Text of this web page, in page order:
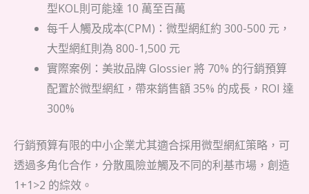
型KOL則可能達 10 萬至百萬
每千人觸及成本(CPM)：微型網紅約 300-500 元，
大型網紅則為 800-1,500 元
實際案例：美妝品牌 Glossier 將 70% 的行銷預算
配置於微型網紅，帶來銷售額 35% 的成長，ROI 達
300%
行銷預算有限的中小企業尤其適合採用微型網紅策略，可
透過多角化合作，分散風險並觸及不同的利基市場，創造
1+1>2 的綜效。